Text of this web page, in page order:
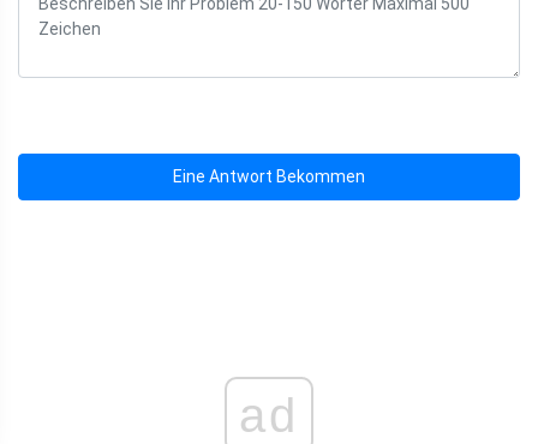
Eine Antwort Bekommen
ad